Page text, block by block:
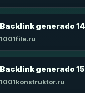
Backlink generado 14
1001file.ru
Backlink generado 15
1001konstruktor.ru